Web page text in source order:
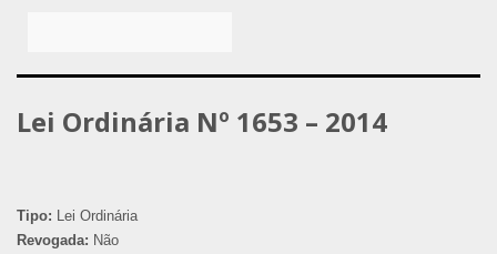
Lei Ordinária Nº 1653 – 2014
Tipo: Lei Ordinária
Revogada: Não